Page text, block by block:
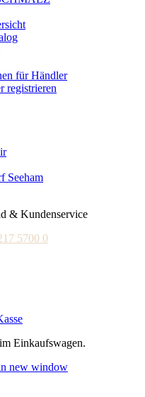
für Händler
registrieren
Seeham
& Kundenservice
5700 0
Einkaufswagen.
new window